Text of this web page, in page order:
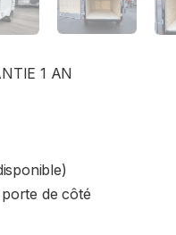
1 AN
porte de côté